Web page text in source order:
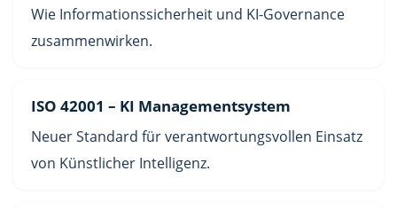
Wie Informationssicherheit und KI-Governance
zusammenwirken.
ISO 42001 – KI Managementsystem
Neuer Standard für verantwortungsvollen Einsatz
von Künstlicher Intelligenz.